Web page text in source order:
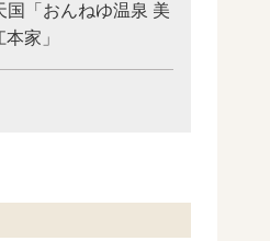
国「おんねゆ温泉 美
家」